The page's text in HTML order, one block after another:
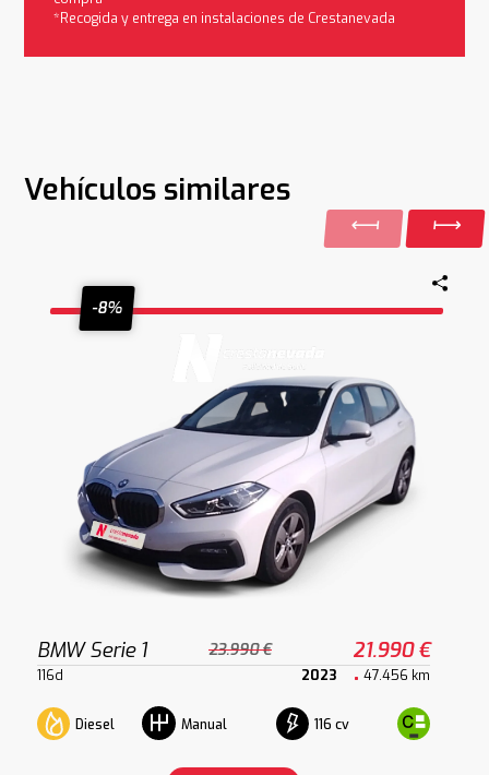
*Recogida y entrega en instalaciones de Crestanevada
Vehículos similares
-8%
BMW Serie 1 23.990 € 21.990 €
116d 2023 47.456 km
Diesel Manual 116 cv